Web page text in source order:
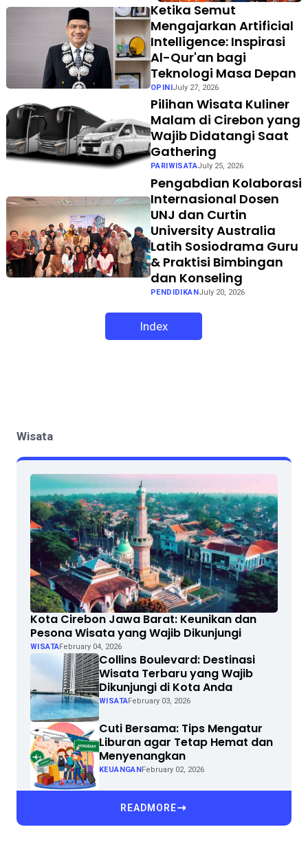
Ketika Semut
Mengajarkan Artificial
Intelligence: Inspirasi
Al-Qur'an bagi
Teknologi Masa Depan
OPINIJuly 27, 2026
Pilihan Wisata Kuliner
Malam di Cirebon yang
Wajib Didatangi Saat
Gathering
PARIWISATAJuly 25, 2026
Pengabdian Kolaborasi
Internasional Dosen
UNJ dan Curtin
University Australia
Latih Sosiodrama Guru
& Praktisi Bimbingan
dan Konseling
PENDIDIKANJuly 20, 2026
Index
Wisata
Kota Cirebon Jawa Barat: Keunikan dan
Pesona Wisata yang Wajib Dikunjungi
WISATAFebruary 04, 2026
Collins Boulevard: Destinasi
Wisata Terbaru yang Wajib
Dikunjungi di Kota Anda
WISATAFebruary 03, 2026
Cuti Bersama: Tips Mengatur
Liburan agar Tetap Hemat dan
Menyenangkan
KEUANGAN February 02, 2026
READMORE